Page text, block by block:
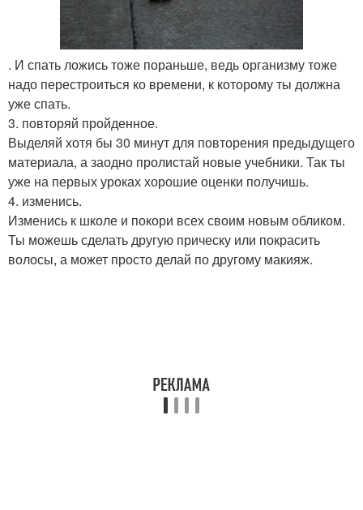
. И спать ложись тоже пораньше, ведь организму тоже
надо перестроиться ко времени, к которому ты должна
уже спать.
3. повторяй пройденное.
Выделяй хотя бы 30 минут для повторения предыдущего
материала, а заодно пролистай новые учебники. Так ты
уже на первых уроках хорошие оценки получишь.
4. изменись.
Изменись к школе и покори всех своим новым обликом.
Ты можешь сделать другую прическу или покрасить
волосы, а может просто делай по другому макияж.